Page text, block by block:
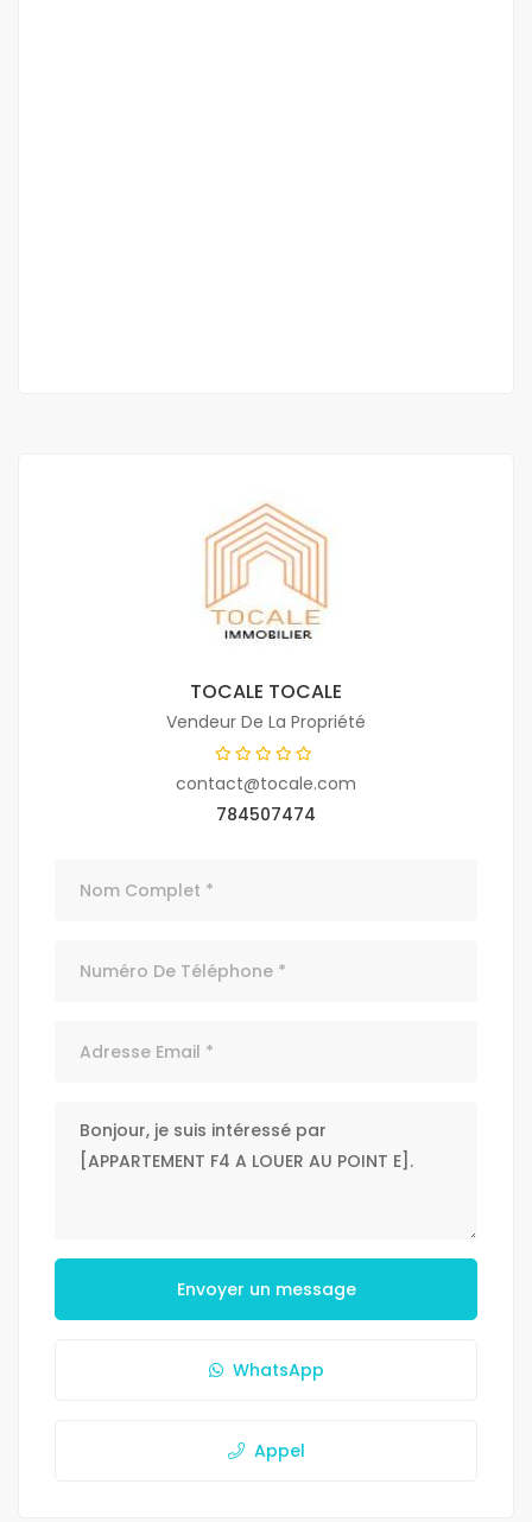
TOCALE TOCALE
Vendeur De La Propriété
contact@tocale.com
784507474
Envoyer un message
WhatsApp
Appel